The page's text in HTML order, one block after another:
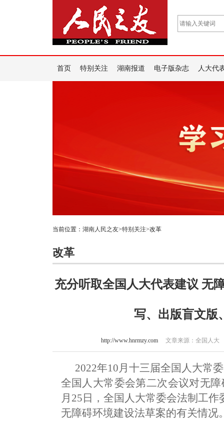
首页 特别关注 湖南报道 电子版杂志 人大代
当前位置： 湖南人民之友>特别关注>改革
改革
充分听取全国人大代表建议 无
写、出版盲文版
http://www.hnrmzy.com 文章来源：全国人
2022年10月十三届全国人大常
全国人大常委会第二次会议对无
月25日，全国人大常委会法制工
无障碍环境建设法草案的有关情况